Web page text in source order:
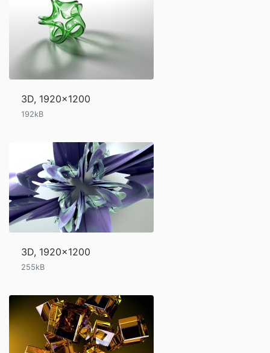
3D, 1920x1200
192kB
3D, 1920x1200
255kB